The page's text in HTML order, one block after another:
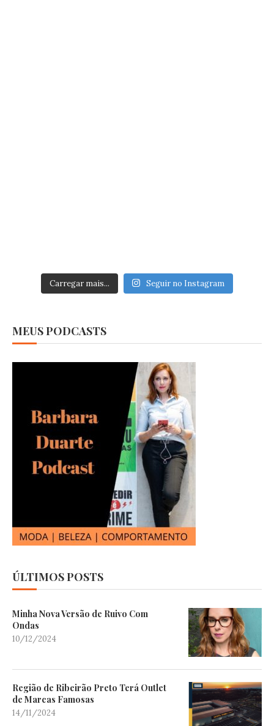
Carregar mais... Seguir no Instagram
MEUS PODCASTS
ÚLTIMOS POSTS
Minha Nova Versão de Ruivo Com
Ondas
10/12/2024
Região de Ribeirão Preto Terá Outlet
de Marcas Famosas
14/11/2024